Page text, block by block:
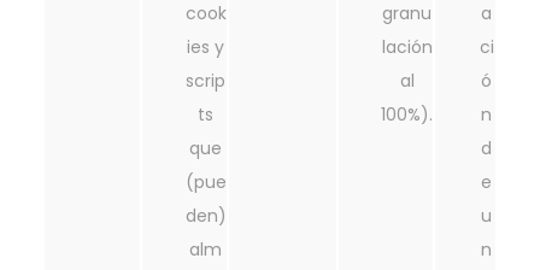
cook
ies y
scrip
ts
que
(pue
den)
alm
granu
lación
al
100%).
a
ci
ó
n
d
e
u
n